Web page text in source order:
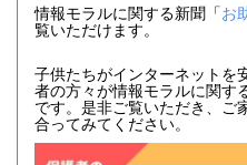
情報モラルに関する新聞「お
覧いただけます。
子供たちがインターネットを
者の方々が情報モラルに関す
です。是非ご覧いただき、ご
合ってみてください。